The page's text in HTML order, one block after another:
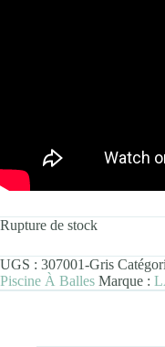
Rupture de stock
UGS : 307001-Gris
Piscine À Balles Marque :